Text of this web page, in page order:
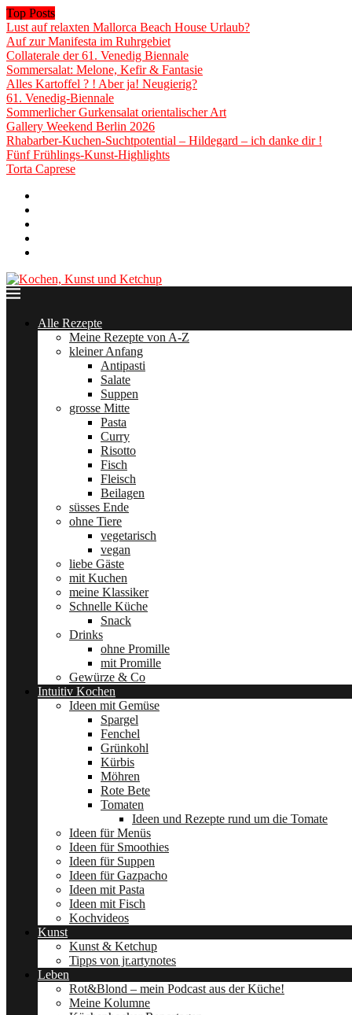
Top Posts
Lust auf relaxten Mallorca Beach House Urlaub?
Auf zur Manifesta im Ruhrgebiet
Collaterale der 61. Venedig Biennale
Sommersalat: Melone, Kefir & Fantasie
Alles Kartoffel ? ! Aber ja! Neugierig?
61. Venedig-Biennale
Sommerlicher Gurkensalat orientalischer Art
Gallery Weekend Berlin 2026
Rhabarber-Kuchen-Suchtpotential – Hildegard – ich danke dir !
Fünf Frühlings-Kunst-Highlights
Torta Caprese
Alle Rezepte
Meine Rezepte von A-Z
kleiner Anfang
Antipasti
Salate
Suppen
grosse Mitte
Pasta
Curry
Risotto
Fisch
Fleisch
Beilagen
süsses Ende
ohne Tiere
vegetarisch
vegan
liebe Gäste
mit Kuchen
meine Klassiker
Schnelle Küche
Snack
Drinks
ohne Promille
mit Promille
Gewürze & Co
Intuitiv Kochen
Ideen mit Gemüse
Spargel
Fenchel
Grünkohl
Kürbis
Möhren
Rote Bete
Tomaten
Ideen und Rezepte rund um die Tomate
Ideen für Menüs
Ideen für Smoothies
Ideen für Suppen
Ideen für Gazpacho
Ideen mit Pasta
Ideen mit Fisch
Kochvideos
Kunst
Kunst & Ketchup
Tipps von jr.artynotes
Leben
Rot&Blond – mein Podcast aus der Küche!
Meine Kolumne